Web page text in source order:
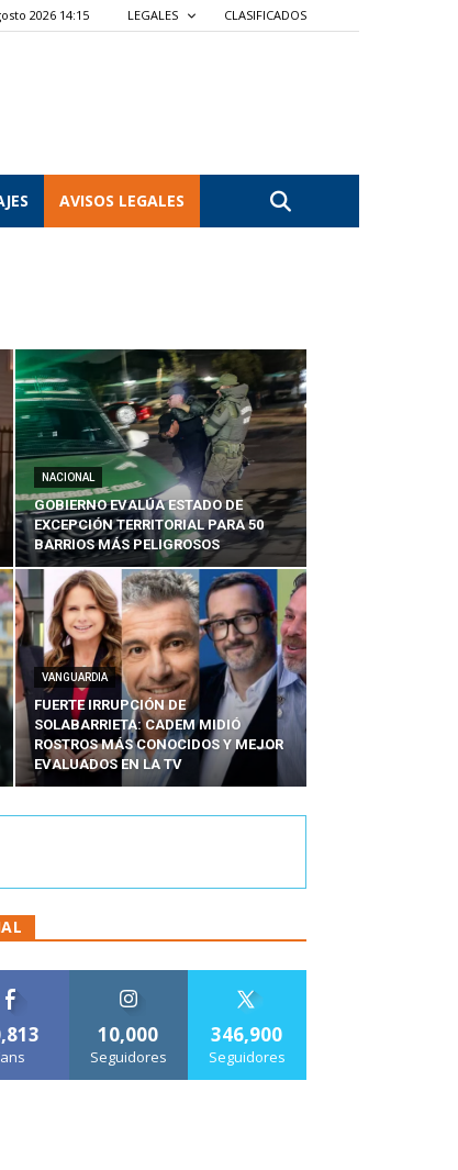
2026 14:15 LEGALES CLASIFICADOS
AVISOS LEGALES
NACIONAL
GOBIERNO EVALÚA ESTADO DE
EXCEPCIÓN TERRITORIAL PARA 50
BARRIOS MÁS PELIGROSOS
VANGUARDIA
FUERTE IRRUPCIÓN DE
SOLABARRIETA: CADEM MIDIÓ
ROSTROS MÁS CONOCIDOS Y MEJOR
EVALUADOS EN LA TV
10,000
Seguidores
346,900
Seguidores